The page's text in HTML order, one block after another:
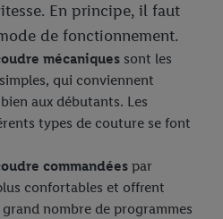
En principe, il faut
de fonctionnement.
mécaniques sont les
qui conviennent
aux débutants. Les
types de couture se font
commandées par
confortables et offrent
nombre de programmes